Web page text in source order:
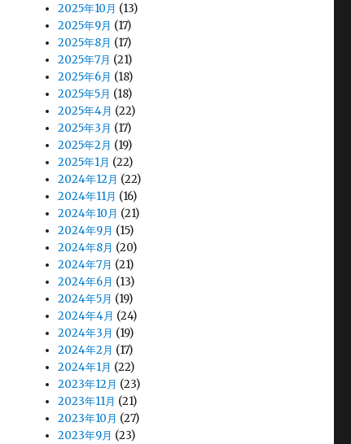
2025年10月 (13)
2025年9月 (17)
2025年8月 (17)
2025年7月 (21)
2025年6月 (18)
2025年5月 (18)
2025年4月 (22)
2025年3月 (17)
2025年2月 (19)
2025年1月 (22)
2024年12月 (22)
2024年11月 (16)
2024年10月 (21)
2024年9月 (15)
2024年8月 (20)
2024年7月 (21)
2024年6月 (13)
2024年5月 (19)
2024年4月 (24)
2024年3月 (19)
2024年2月 (17)
2024年1月 (22)
2023年12月 (23)
2023年11月 (21)
2023年10月 (27)
2023年9月 (23)